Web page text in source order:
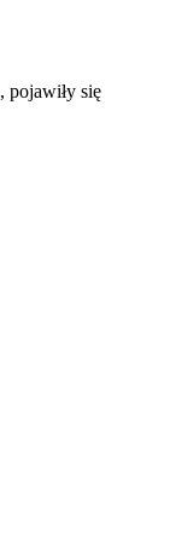
, pojawiły się